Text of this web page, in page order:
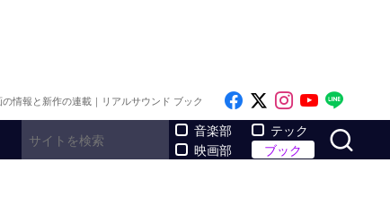
情報と新作の連載｜リアルサウンド ブック Like on Facebook
Follow on x
Follow on
Follow
音楽部
映画部
テック
ブック